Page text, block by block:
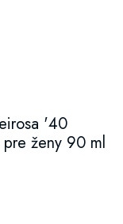
'40
ženy 90 ml